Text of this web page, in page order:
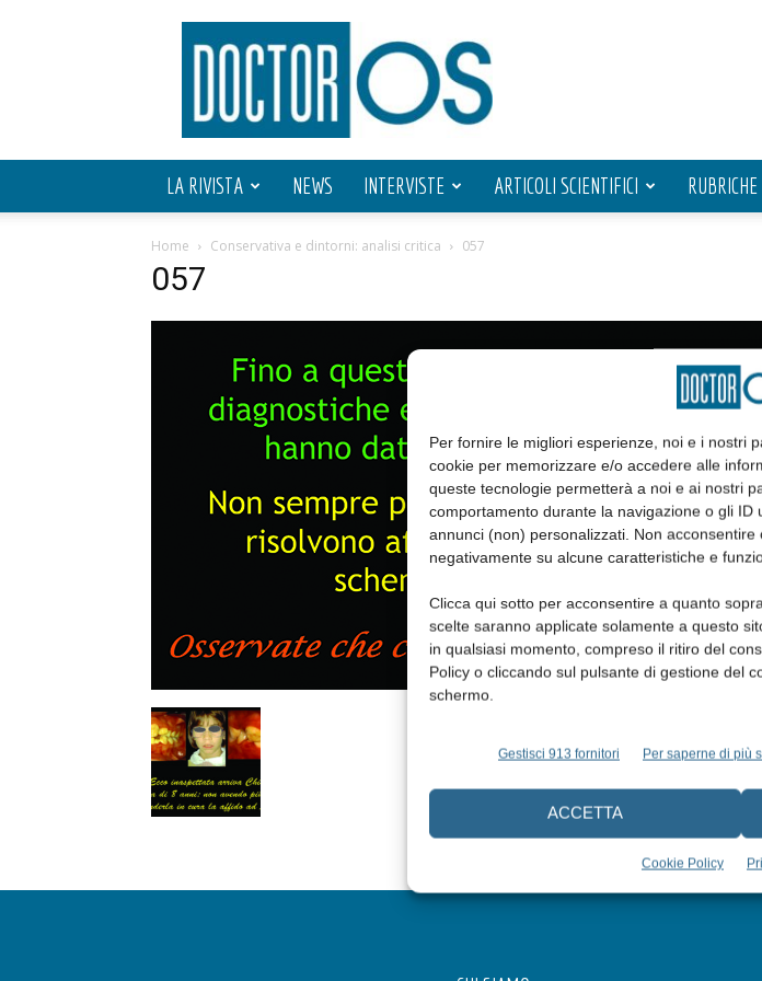
Per fornire le migliori esperienze, noi e i nostri
cookie per memorizzare e/o accedere alle
queste tecnologie permetterà a noi e ai nostri
comportamento durante la navigazione o gli ID
annunci (non) personalizzati. Non
negativamente su alcune caratteristiche e
Clicca qui sotto per acconsentire a quanto
scelte saranno applicate solamente a questo
in qualsiasi momento, compreso il ritiro del
Policy o cliccando sul pulsante di gestione del
schermo.
Gestisci 913 fornitori Per saperne di più
ACCETTA
Cookie Policy
Doctor
OS
LA RIVISTA NEWS INTERVISTE ARTICOLI SCIENTIFICI RUBRICHE
Home Conservativa e dintorni: analisi critica 057
057